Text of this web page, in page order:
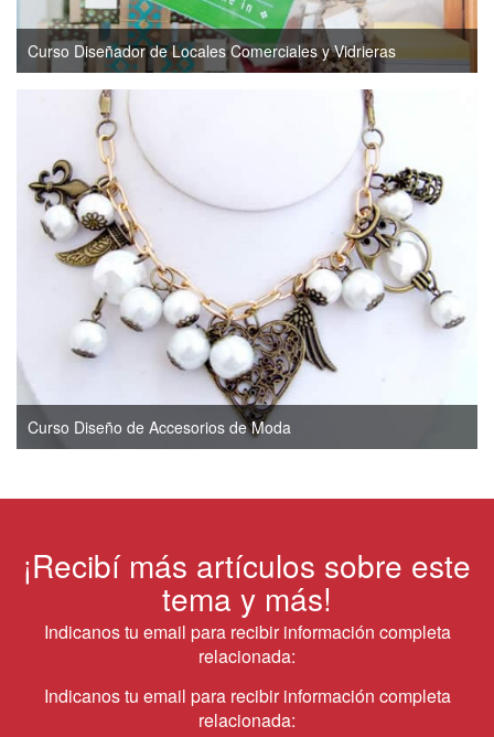
Curso Diseñador de Locales Comerciales y Vidrieras
Curso Diseño de Accesorios de Moda
¡Recibí más artículos sobre este
tema y más!
Indicanos tu email para recibir información completa
relacionada:
Indicanos tu email para recibir información completa
relacionada: